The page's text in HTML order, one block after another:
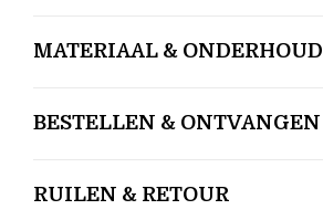
MATERIAAL & ONDERHOUD
BESTELLEN & ONTVANGEN
RUILEN & RETOUR